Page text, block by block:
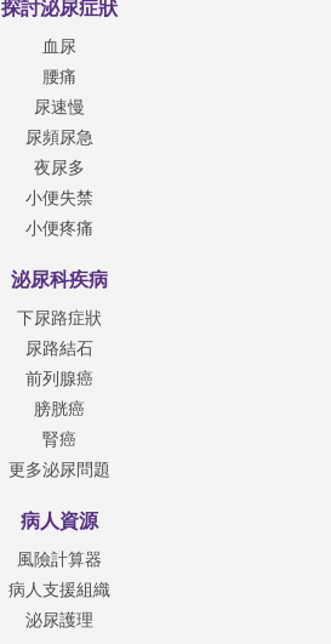
探討泌尿症狀
血尿
腰痛
尿速慢
尿頻尿急
夜尿多
小便失禁
小便疼痛
泌尿科疾病
下尿路症狀
尿路結石
前列腺癌
膀胱癌
腎癌
更多泌尿問題
病人資源
風險計算器
病人支援組織
泌尿護理